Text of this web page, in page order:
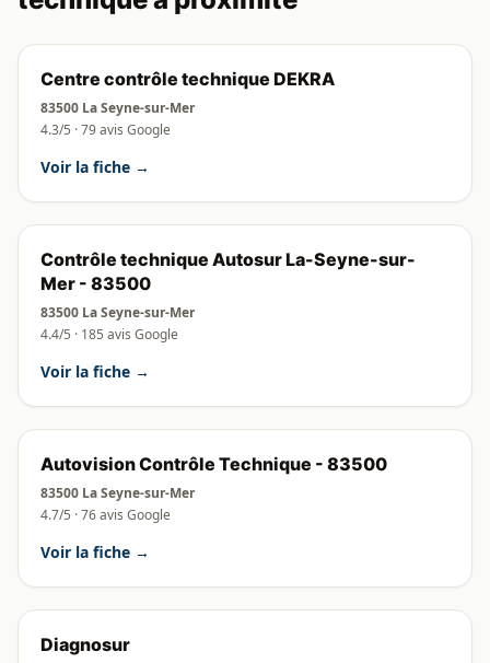
Centre contrôle technique DEKRA
83500 La Seyne-sur-Mer
4.3/5 · 79 avis Google
Voir la fiche →
Contrôle technique Autosur La-Seyne-sur-
Mer - 83500
83500 La Seyne-sur-Mer
4.4/5 · 185 avis Google
Voir la fiche →
Autovision Contrôle Technique - 83500
83500 La Seyne-sur-Mer
4.7/5 · 76 avis Google
Voir la fiche →
Diagnosur